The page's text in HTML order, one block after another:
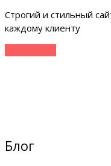
Строгий и стильный
каждому клиенту
Блог